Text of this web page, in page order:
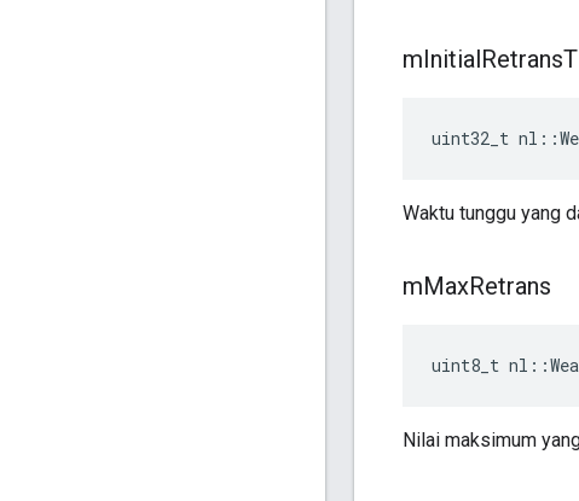
mInitialRetrans
uint32_t
Waktu tunggu yang
mMaxRetrans
uint8_t
Nilai maksimum